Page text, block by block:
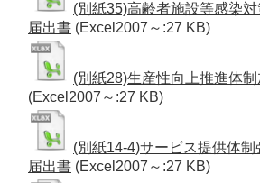
(別紙35)高齢者施設等感染
届出書 (Excel2007～:27 KB)
(別紙28)生産性向上推進体
(Excel2007～:27 KB)
(別紙14-4)サービス提供体制
届出書 (Excel2007～:27 KB)